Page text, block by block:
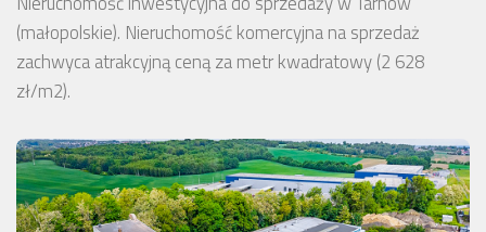
(małopolskie). Nieruchomość komercyjna na sprzedaż
zachwyca atrakcyjną ceną za metr kwadratowy (2 628
zł/m2).